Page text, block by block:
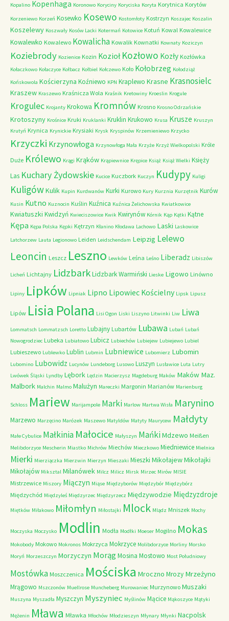
Kopalino Kopenhaga Koronowo Koryciny Koryciska Koryta Korytnica Korytów
Korzeniewo Korzeń Kosewko Kosewo Kostomłoty Kostrzyn Koszajec Koszalin
Koszelewy Koszwały Kosów Lacki Kotermań Kotowice Kotuń Kowal Kowalewice
Kowalewko Kowalewo Kowalicha Kowalik Kownatki Kownaty Koziczyn
Koziebrody Kozienice Kozin Kozioł Kozłowo Kozły Kozłówka
Kołaczkowo Kołaczyce Kołbacz Kołbiel Kołczewo Koło Kołobrzeg Kołodziąż
Końskowola Kościerzyna Koźniewo KPN Kraplewo Krasne Krasnosielc
Kraszew Kraszewo Kraśnicza Wola Kraśnik Kretowiny Kroeslin Krogule
Krogulec Krojanty Krokowa Kromnów Krosno Krosno Odrzańskie
Krotoszyny Krośnice Kruki Kruklanki Kruklin Krukowo Krusa Krusze Kruszyn
Krutyń Krynica Krynickie Krysiaki Krysk Kryspinów Krzemieniewo Krzycko
Krzyczki Krzynowłoga Krzynowłoga Mała Krzyże Krzyż Wielkopolski Króle
Duże Królewo Krągi Krąków Krąpiewnice Krępice Książ Książ Wielki Księży
Las Kuchary Żydowskie Kucice Kuczbork Kuczyn Kudypy Kuligi
KuligówKulik Kupin Kurdwanów Kurki Kurowo Kury Kurznia Kurzętnik Kurów
Kusin Kutno Kuznocin Kuślin Kuźnica Kuźnica Żelichowska Kwiatkowice
Kwiatuszki Kwidzyń Kwieciszowice Kwik Kwirynów Kórnik Kąp Kątki Kątne
Kępa Kępa Polska Kępki Kętrzyn Kłanino Kłodawa Lachowo Laski Laskowice
Latchorzew Lauta Legionowo Leiden Leidschendam Leipzig Lelewo
Leoncin Leszcz Leszno Lewków Leśna Leśno Liberadz Libiszów
Licheń Lichtajny LidzbarkLidzbark Warmiński Lieske Ligowo Linówno
Lipiny Lipków Lipniak Lipno Lipowiec Kościelny Lipsk Lipusz
Lipów Lisia Polana Lisi Ogon Liski Liszyno Litwinki Liw Liwa
Lommatsch Lommatzsch Loretto Lubajny Lubartów Lubawa Lubań Lubań
Nowogrodziec Lubeka Lubiatowo Lubicz Lubiechów Lubiejew Lubiejewo Lubiel
Lubieszewo Lublewko Lublin Lubmin Lubniewice Lubomierz Lubomin
Lubomino Lubowidz Lucynów Lundeborg Lusowo Luszyn Lusławice Luta Lutry
Lwówek Śląski Lyndby Lębork Lędzin Macierzysz Magdeburg Maków Maków Maz.
Malbork Malchin Malmo Malużyn Mareczki Margonin Marianów Marienburg
Schloss Mariew Marijampole Marki Marlow Martwa Wisła Marynino
Marzewo Marzęcino Marózek Maszewo Matyldów Matyty Maurycew Małdyty
Małe Cybulice Małkinia Małocice Małyszyn MańkiMdzewo Meißen
Melibdorzyce Mescherin Miastko Michrów Miechów Mieczkowo Miedniewice Mielnica
Mierki Mierziączka Mierzwin Mierzyn Mieszaki Mieszki MikołajewMikołajki
Mikołajów Miksztal Milanówek Milcz Milicz Mirsk Mirzec Mirów MISIE
Mistrzewice Miszory Miączyn Miąse Międzyborów Międzybór Międzybórz
Międzychód Międzyleś Międzyrzec Międzyrzecz Międzywodzie Międzyzdroje
Miętków Miłakowo Miłomłyn Miłostajki Mlock Mlądz Mniszek Mochy
Moczyska Moczysko Modlin Modła Modłki Moeser Mogilno Mokas
Mokobody Mokowo Mokronos Mokrzyca Mokrzyce Molibdorzyce Morliny Morsko
Moryń Morzeszczyn Morzyczyn MorągMosina Mostowo Most Południowy
Mostówka Moszczenica Mościska Mroczno Mrozy Mrzeżyno
Mrągowo Mszczonów Muellrose Muncheberg Murowaniec Murzynowo Muszaki
Muszyna Myszadła Myszczyn Myszyniec Myślinów Mącice Mąkoszyce Mątyki
Mężenin Mława Mławka Młochów Młodzieszyn Młynary Młynki Nacpolsk